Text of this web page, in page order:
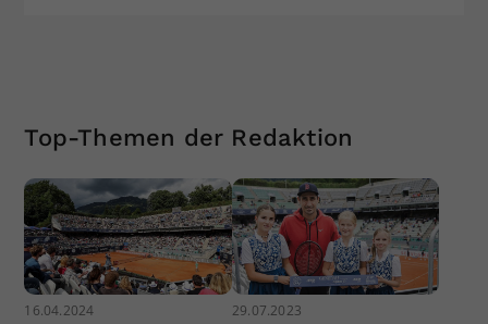
Top-Themen der Redaktion
16.04.2024 29.07.2023